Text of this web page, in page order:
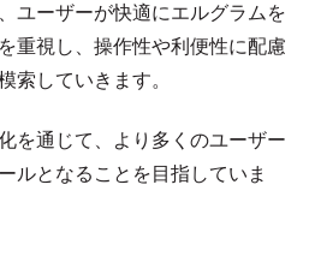
ユーザーが快適にエルグラムを
重視し、操作性や利便性に配慮
索していきます。
を通じて、より多くのユーザー
ルとなることを目指していま